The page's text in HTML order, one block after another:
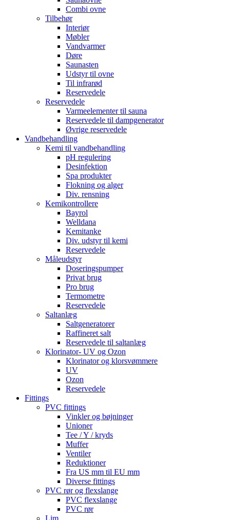
Combi ovne
Tilbehør
Interiør
Møbler
Vandvarmer
Døre
Saunasten
Udstyr til ovne
Til infrarød
Reservedele
Reservedele
Varmeelementer til sauna
Reservedele til dampgenerator
Øvrige reservedele
Vandbehandling
Kemi til vandbehandling
pH regulering
Desinfektion
Spa produkter
Flokning og alger
Div. rensning
Kemikontrollere
Bayrol
Welldana
Kemitanke
Div. udstyr til kemi
Reservedele
Måleudstyr
Doseringspumper
Privat brug
Pro brug
Termometre
Reservedele
Saltanlæg
Saltgeneratorer
Raffineret salt
Reservedele til saltanlæg
Klorinator- UV og Ozon
Klorinator og klorsvømmere
UV
Ozon
Reservedele
Fittings
PVC fittings
Vinkler og bøjninger
Unioner
Tee / Y / kryds
Muffer
Ventiler
Reduktioner
Fra US mm til EU mm
Diverse fittings
PVC rør og flexslange
PVC flexslange
PVC rør
Lim